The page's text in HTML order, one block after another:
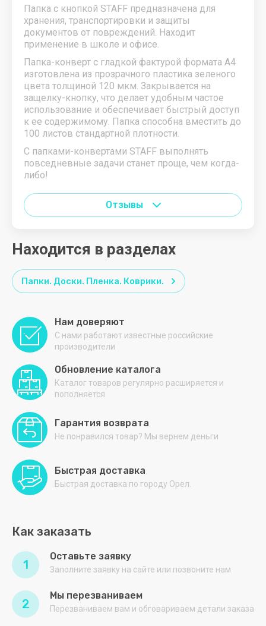
Папка с кнопкой STAFF предназначена для
хранения, транспортировки и защиты
документов от повреждений. Находит
применение в школе и офисе.
Папка-конверт с гладкой фактурой формата А4
изготовлена из прозрачного пластика зеленого
цвета толщиной 120 мкм. Закрывается на
защелку-кнопку, что делает удобным частое
использование и обеспечивает быстрый доступ
к ее содержимому. Папка способна вместить до
100 листов стандартной плотности.
С папками-конвертами STAFF выполнять
повседневные задачи станет проще, чем когда-
либо!
Отзывы
Находится в разделах
Папки. Доски. Пленка. Коврики.
Нам доверяют
С нами работают известные российские
производители
Обновление каталога
Каталог товаров регулярно расширяется и
пополняется
Гарантия возврата
Не понравился товар? Мы вернем деньги
Быстрая доставка
Быстрая доставка по городу Орел.
Как заказать
1
Оставьте заявку
Заполните заявку на сайте или позвоните нам
2
Мы перезваниваем
Перезваниваем вам и обговариваем детали заказа